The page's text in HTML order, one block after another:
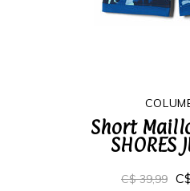
Short
SHORES
C$ 39,99